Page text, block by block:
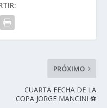
PRÓXIMO
CUARTA FECHA DE LA
COPA JORGE MANCINI ⚽